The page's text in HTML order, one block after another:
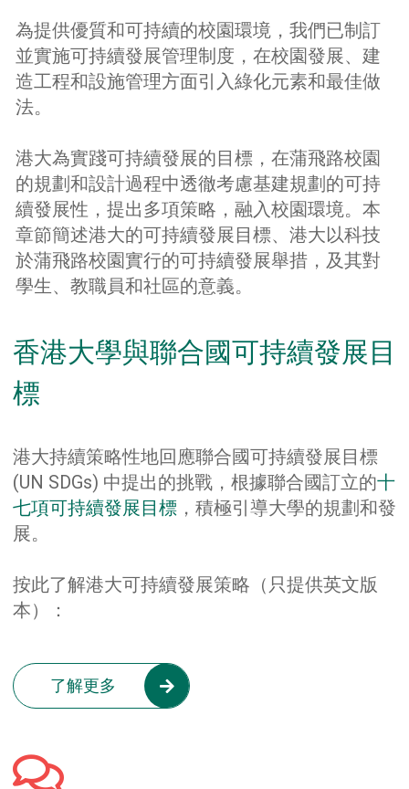
為提供優質和可持續的校園環境，我們已制訂
並實施可持續發展管理制度，在校園發展、建
造工程和設施管理方面引入綠化元素和最佳做
法。
港大為實踐可持續發展的目標，在蒲飛路校園
的規劃和設計過程中透徹考慮基建規劃的可持
續發展性，提出多項策略，融入校園環境。本
章節簡述港大的可持續發展目標、港大以科技
於蒲飛路校園實行的可持續發展舉措，及其對
學生、教職員和社區的意義。
香港大學與聯合國可持續發展目
標
港大持續策略性地回應聯合國可持續發展目標
(UN SDGs) 中提出的挑戰，根據聯合國訂立的十
七項可持續發展目標 ，積極引導大學的規劃和發
展。
按此了解港大可持續發展策略（只提供英文版
本）：
了解更多